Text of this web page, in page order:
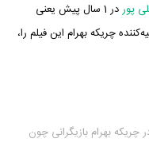
پور
در 1 سال پیش یعنی
چریکه بهرام این فیلم را،
چریکه بهرام بازیگرانی چون